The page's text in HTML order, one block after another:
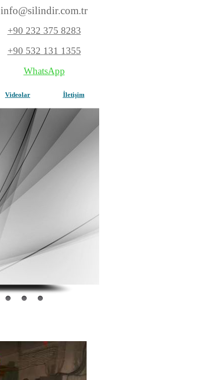
info@silindir.com.tr
+90 232 375 8283
+90 532 131 1355
WhatsApp
Videolar İletişim